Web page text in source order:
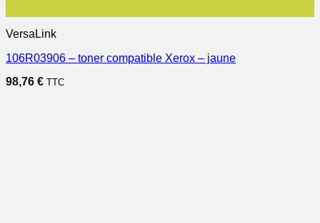
VersaLink
106R03906 – toner compatible Xerox – jaune
98,76 € TTC